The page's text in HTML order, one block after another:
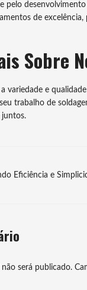
pelo
de
Sobre
variedade e
trabalho de
juntos.
Eficiência e
será publicado.